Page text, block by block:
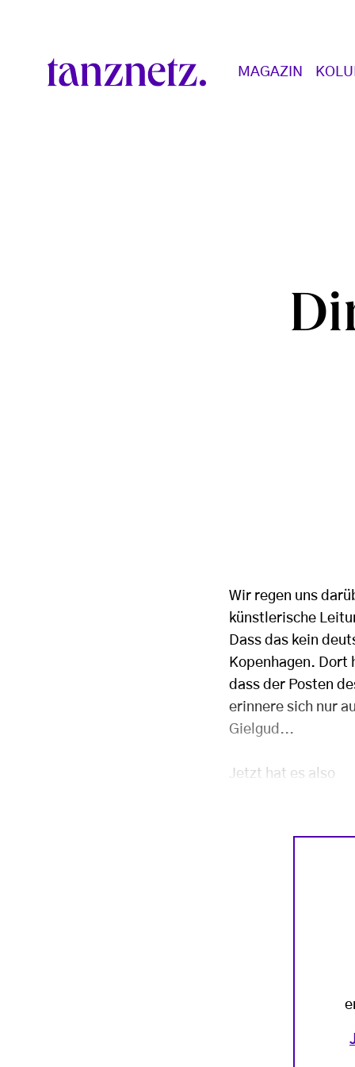
Main navigation
MAGAZIN
Wir regen uns
künstlerische
Dass das kein
Kopenhagen. Dort
dass der Posten
erinnere sich nur
Gielgud...
Jetzt hat es also